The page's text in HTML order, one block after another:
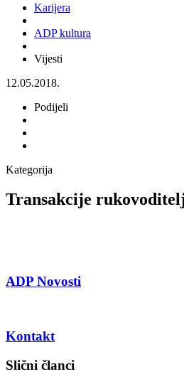
Karijera
ADP kultura
Vijesti
12.05.2018.
Podijeli
Kategorija
Transakcije
ADP Novosti
Kontakt
Slični članci